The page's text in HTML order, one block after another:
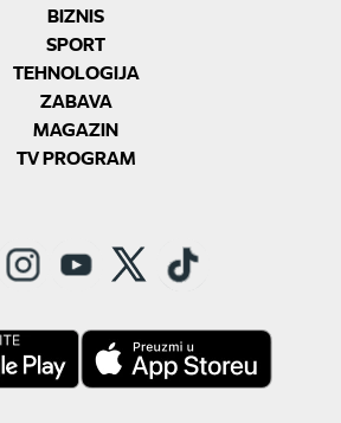
BIZNIS
SPORT
TEHNOLOGIJA
ZABAVA
MAGAZIN
TV PROGRAM